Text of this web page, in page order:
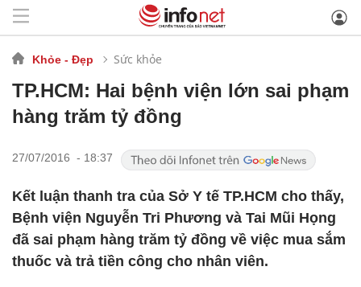
Khỏe - Đẹp Sức khỏe
TP.HCM: Hai bệnh viện lớn sai phạm
hàng trăm tỷ đồng
27/07/2016 - 18:37
Kết luận thanh tra của Sở Y tế TP.HCM cho thấy,
Bệnh viện Nguyễn Tri Phương và Tai Mũi Họng
đã sai phạm hàng trăm tỷ đồng về việc mua sắm
thuốc và trả tiền công cho nhân viên.